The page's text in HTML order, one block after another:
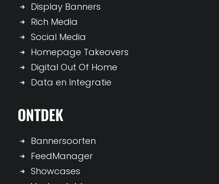
Display Banners
Rich Media
Social Media
Homepage Takeovers
Digital Out Of Home
Data en Integratie
ONTDEK
Bannersoorten
FeedManager
Showcases